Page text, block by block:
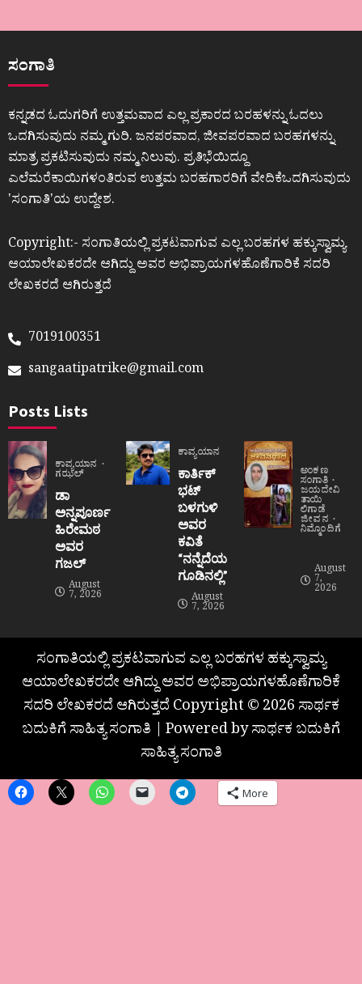
ಸಂಗಾತಿ
ಕನ್ನಡದ ಓದುಗರಿಗೆ ಉತ್ತಮವಾದ ಎಲ್ಲ ಪ್ರಕಾರದ ಬರಹಳನ್ನು ಓದಲು
ಒದಗಿಸುವುದು ನಮ್ಮ ಗುರಿ. ಜನಪರವಾದ, ಜೀವಪರವಾದ ಬರಹಗಳನ್ನು
ಮಾತ್ರ ಪ್ರಕಟಿಸುವುದು ನಮ್ಮ ನಿಲುವು. ಪ್ರತಿಭೆಯಿದ್ದೂ
ಎಲೆಮರೆಕಾಯಿಗಳಂತಿರುವ ಉತ್ತಮ ಬರಹಗಾರರಿಗೆ ವೇದಿಕೆಒದಗಿಸುವುದು
ʼಸಂಗಾತಿʼಯ ಉದ್ದೇಶ.
Copyright:- ಸಂಗಾತಿಯಲ್ಲಿ ಪ್ರಕಟವಾಗುವ ಎಲ್ಲ ಬರಹಗಳ ಹಕ್ಕುಸ್ವಾಮ್ಯ
ಆಯಾಲೇಖಕರದೇ ಆಗಿದ್ದು ಅವರ ಅಭಿಪ್ರಾಯಗಳಹೊಣೆಗಾರಿಕೆ ಸದರಿ
ಲೇಖಕರದೆ ಆಗಿರುತ್ತದೆ
7019100351
sangaatipatrike@gmail.com
Posts Lists
ಕಾವ್ಯಯಾನ
ಗಝಲ್
ಡಾ
ಅನ್ನಪೂರ್ಣ
ಹಿರೇಮಠ
ಅವರ
ಗಜಲ್
August
7, 2026
ಕಾವ್ಯಯಾನ
ಕಾರ್ತಿಕ್
ಭಟ್
ಬಳಗುಳಿ
ಅವರ
ಕವಿತೆ
“ನನ್ನೆದೆಯ
ಗೂಡಿನಲ್ಲಿ”
August
7, 2026
ಅಂಕಣ
ಸಂಗಾತಿ
ಜಯದೇವಿ
ತಾಯಿ
ಲಿಗಾಡೆ
ಜೀವನ
ನಿಮ್ಮೊಂದಿಗೆ
August
7,
2026
ಸಂಗಾತಿಯಲ್ಲಿ ಪ್ರಕಟವಾಗುವ ಎಲ್ಲ ಬರಹಗಳ ಹಕ್ಕುಸ್ವಾಮ್ಯ
ಆಯಾಲೇಖಕರದೇ ಆಗಿದ್ದು ಅವರ ಅಭಿಪ್ರಾಯಗಳಹೊಣೆಗಾರಿಕೆ
ಸದರಿ ಲೇಖಕರದೆ ಆಗಿರುತ್ತದೆ Copyright © 2026 ಸಾರ್ಥಕ
ಬದುಕಿಗೆ ಸಾಹಿತ್ಯ ಸಂಗಾತಿ | Powered by ಸಾರ್ಥಕ ಬದುಕಿಗೆ
ಸಾಹಿತ್ಯ ಸಂಗಾತಿ
More